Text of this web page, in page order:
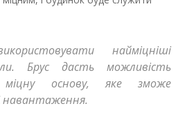
найміцніші
Брус дасть можливість
основу, яке зможе
навантаження.